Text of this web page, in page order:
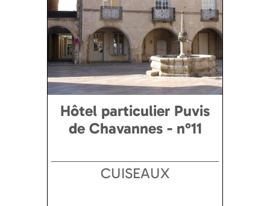
Hôtel particulier Puvis
de Chavannes - n°11
CUISEAUX